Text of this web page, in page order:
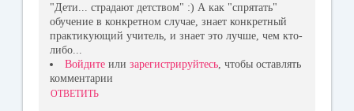
"Дети... страдают детством" :) А как "спрятать"
обучение в конкретном случае, знает конкретный
практикующий учитель, и знает это лучше, чем кто-
либо...
Войдите или зарегистрируйтесь, чтобы оставлять
комментарии
ОТВЕТИТЬ